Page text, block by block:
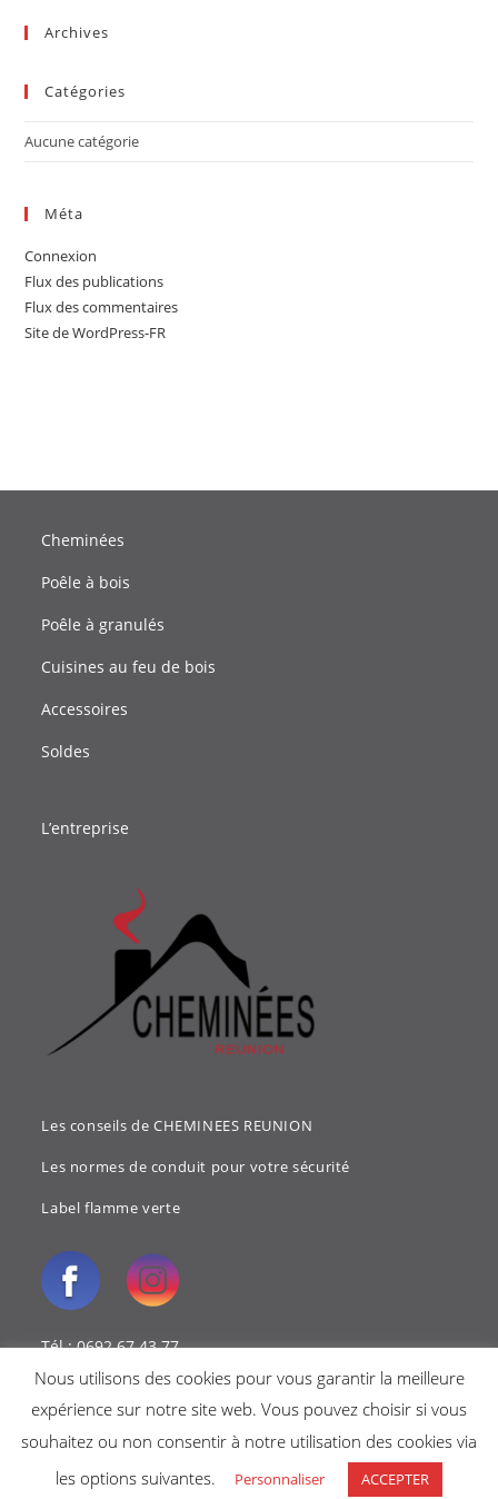
Archives
Catégories
Aucune catégorie
Méta
Connexion
Flux des publications
Flux des commentaires
Site de WordPress-FR
Cheminées
Poêle à bois
Poêle à granulés
Cuisines au feu de bois
Accessoires
Soldes
L’entreprise
Les conseils de CHEMINEES REUNION
Les normes de conduit pour votre sécurité
Label flamme verte
Tél : 0692 67 43 77
Copyright 2018 - Cheminées reunion -Mentions légales-Politique de
Nous utilisons des cookies pour vous garantir la meilleure
expérience sur notre site web. Vous pouvez choisir si vous
souhaitez ou non consentir à notre utilisation des cookies via
les options suivantes.
Personnaliser ACCEPTER